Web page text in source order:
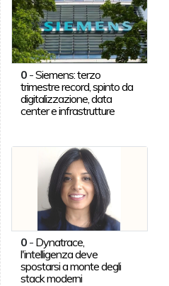
0-Siemens: terzo
trimestre record, spinto da
digitalizzazione, data
center e infrastrutture
0- Dynatrace,
l'intelligenza deve
spostarsi a monte degli
stack moderni